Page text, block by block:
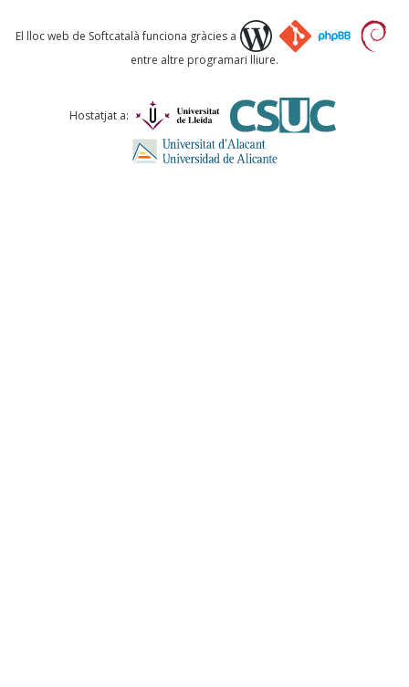
Què proposeu?
Comentari *
El lloc web de Softcatalà funciona gràcies a
entre altre programari lliure.
Hostatjat a: